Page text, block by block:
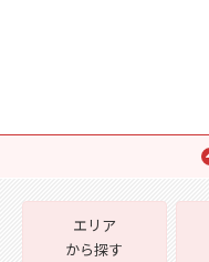
エリア
から探す